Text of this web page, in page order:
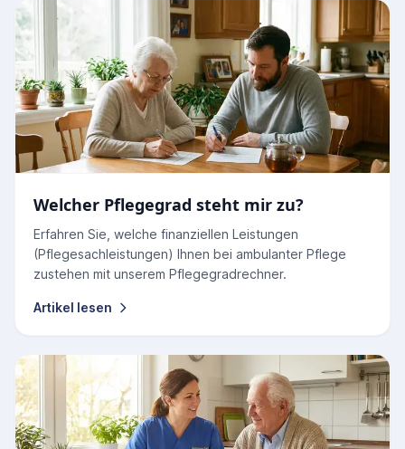
Welcher Pflegegrad steht mir zu?
Erfahren Sie, welche finanziellen Leistungen
(Pflegesachleistungen) Ihnen bei ambulanter Pflege
zustehen mit unserem Pflegegradrechner.
Artikel lesen